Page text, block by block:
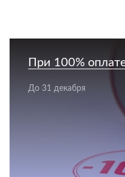
При 100%
До 31 декабря